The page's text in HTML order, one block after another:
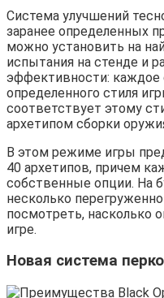
Система улучшений
заранее определенных
можно установить на
испытания на стенде и
эффективности: каждое
определенного стиля
соответствует этому
архетипом сборки
В этом режиме игры
40 архетипов, причем
собственные опции. На
несколько
посмотреть, насколько
игре.
Новая система